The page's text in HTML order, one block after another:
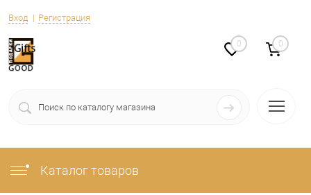
Вход Регистрация
0 0
Каталог товаров